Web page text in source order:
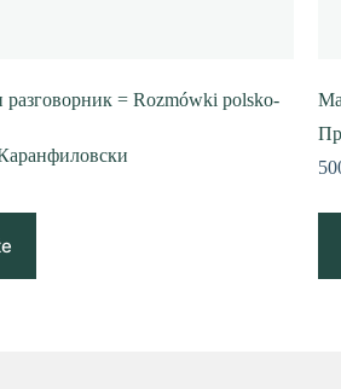
разговорник = Rozmówki polsko-